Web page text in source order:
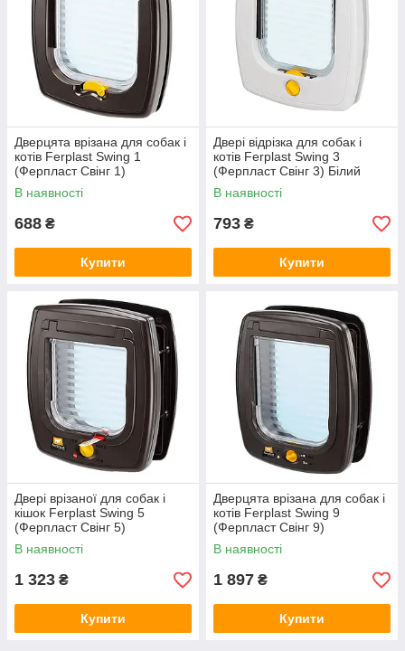
Дверцята врізана для собак і
котів Ferplast Swing 1
(Ферпласт Свінг 1)
Коричневий
В наявності
688 ₴
Купити
Двері відрізка для собак і
котів Ferplast Swing 3
(Ферпласт Свінг 3) Білий
В наявності
793 ₴
Купити
Двері врізаної для собак і
кішок Ferplast Swing 5
(Ферпласт Свінг 5)
Коричневий
В наявності
1 323 ₴
Купити
Дверцята врізана для собак і
котів Ferplast Swing 9
(Ферпласт Свінг 9)
Коричневий
В наявності
1 897 ₴
Купити